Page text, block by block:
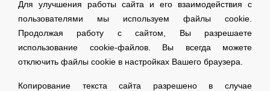
Для улучшения работы сайта и его взаимодействия с
пользователями мы используем файлы cookie.
Продолжая работу с сайтом, Вы разрешаете
использование cookie-файлов. Вы всегда можете
отключить файлы cookie в настройках Вашего браузера.
Копирование текста сайта разрешено в случае